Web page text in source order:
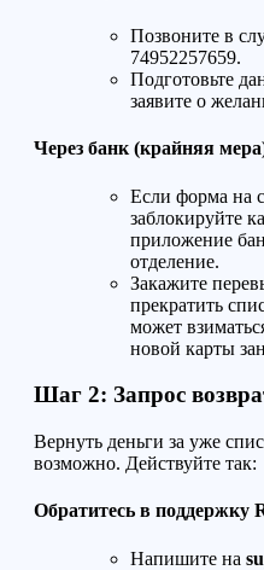
Позвоните в
74952257659.
Подготовьте
заявите о
Через банк (крайняя
Если форма на
заблокируйте
приложение
отделение.
Закажите
прекратить
может
новой карты
Шаг 2: Запрос
Вернуть деньги за уже
возможно. Действуйте так:
Обратитесь в поддержку
Напишите на